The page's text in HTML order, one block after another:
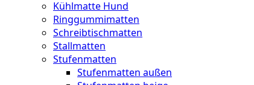
Kühlmatte Hund
Ringgummimatten
Schreibtischmatten
Stallmatten
Stufenmatten
Stufenmatten außen